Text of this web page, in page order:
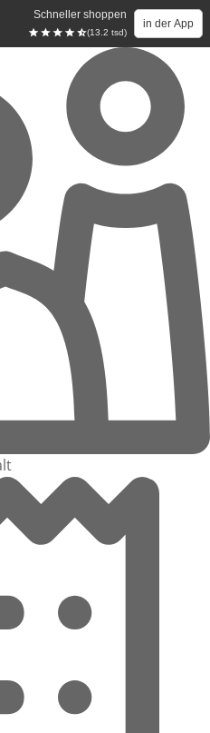
Schneller shoppen
(13.2 tsd)
in der App